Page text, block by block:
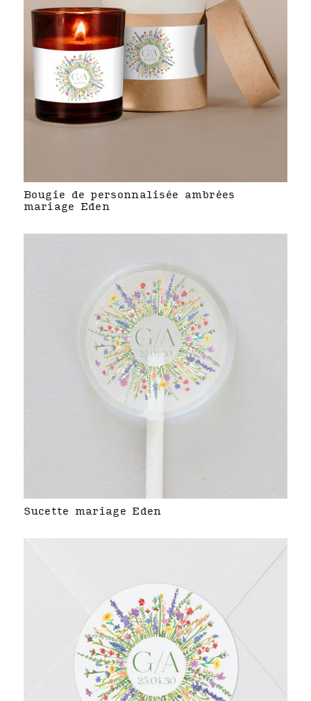
Bougie de personnalisée ambrées
mariage Eden
Sucette mariage Eden